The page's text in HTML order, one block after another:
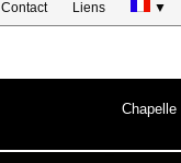
Contact Liens ▼